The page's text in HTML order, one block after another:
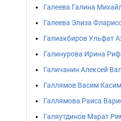
Галеева Галина
Галеева Элиза
Галиакбиров Ульфат
Галинурова Ирина
Галичанин Алексей
Галлямов Васим
Галлямова Раиса
Галяутдинов Марат